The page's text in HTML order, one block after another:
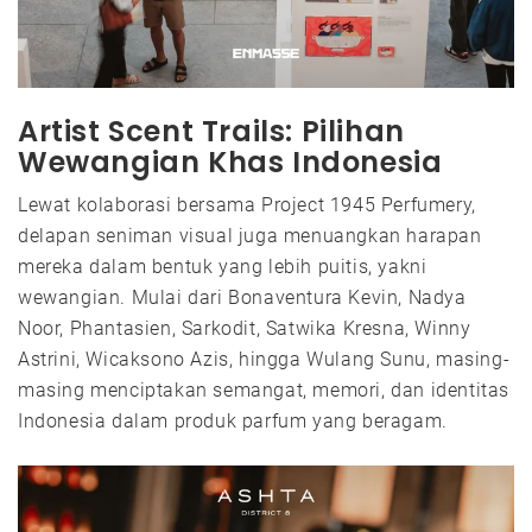
Artist Scent Trails: Pilihan
Wewangian Khas Indonesia
Lewat kolaborasi bersama Project 1945 Perfumery,
delapan seniman visual juga menuangkan harapan
mereka dalam bentuk yang lebih puitis, yakni
wewangian. Mulai dari Bonaventura Kevin, Nadya
Noor, Phantasien, Sarkodit, Satwika Kresna, Winny
Astrini, Wicaksono Azis, hingga Wulang Sunu, masing-
masing menciptakan semangat, memori, dan identitas
Indonesia dalam produk parfum yang beragam.